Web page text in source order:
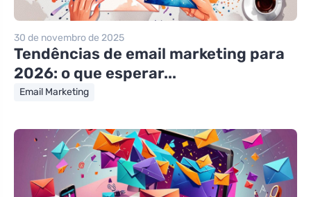
30 de novembro de 2025
Tendências de email marketing para
2026: o que esperar...
Email Marketing